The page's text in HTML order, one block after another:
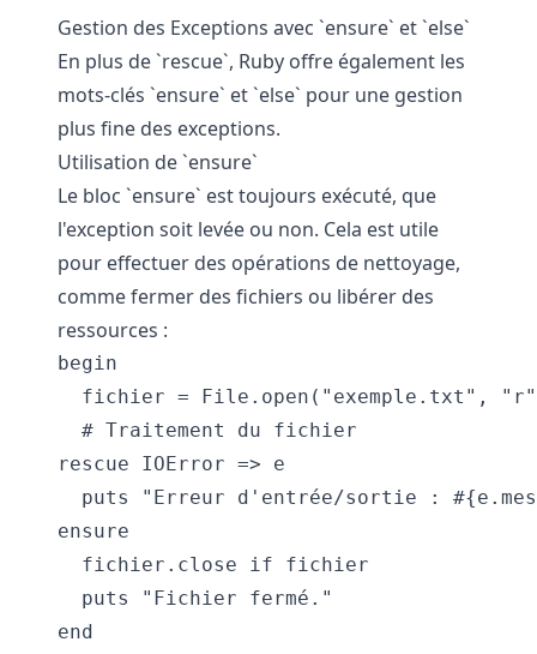
Gestion des Exceptions avec `ensure` et `else`
En plus de `rescue`, Ruby offre également les
mots-clés `ensure` et `else` pour une gestion
plus fine des exceptions.
Utilisation de `ensure`
Le bloc `ensure` est toujours exécuté, que
l'exception soit levée ou non. Cela est utile
pour effectuer des opérations de nettoyage,
comme fermer des fichiers ou libérer des
ressources :
begin
fichier = File.open("exemple.txt",
  # Traitement du fichier
rescue IOError => e
puts "Erreur d'entrée/sortie :
ensure
  fichier.close if fichier
  puts "Fichier fermé."